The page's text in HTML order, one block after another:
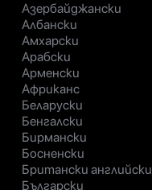
Азербайджански
Албански
Амхарски
Арабски
Арменски
Африканс
Беларуски
Бенгалски
Бирмански
Босненски
Британски английски
Български